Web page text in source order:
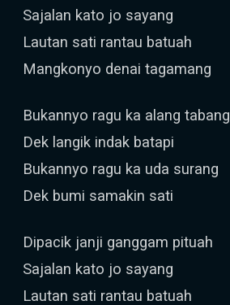
Sajalan kato jo sayang
Lautan sati rantau batuah
Mangkonyo denai tagamang
Bukannyo ragu ka alang tabang
Dek langik indak batapi
Bukannyo ragu ka uda surang
Dek bumi samakin sati
Dipacik janji ganggam pituah
Sajalan kato jo sayang
Lautan sati rantau batuah